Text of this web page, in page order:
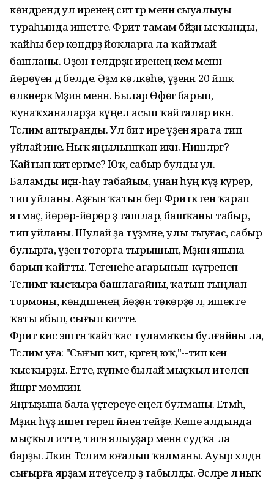
көндәрендә ул иренең ситтәр менән сыуалыуы
тураһында ишетте. Фәрит тамам бәйҙән ысҡынды,
ҡайһы бер көндәрҙә йоҡларға ла ҡайтмай
башланы. Оҙон телдәрҙән иренең кем менән
йөрөүен дә белде. Әҙәм көлкөһө, үҙенән 20 йәшкә
өлкәнерәк Мәҙинә менән. Былар Өфөгә барып,
ҡунаҡханаларҙа күңел асып ҡайталар икән.
Тәслимә аптыранды. Ул бит ире үҙен ярата тип
уйлай ине. Ныҡ яңылышҡан икән. Нишләргә?
Ҡайтып китергәме? Юҡ, сабыр булды ул.
Баламды иҫән-һау табайым, унан һуң күҙ күрер,
тип уйланы. Аҙғын ҡатын бер Фәриткә генә ҡарап
ятмаҫ, йөрөр-йөрөр ҙә ташлар, башҡаны табыр,
тип уйланы. Шулай ҙа түҙмәне, улы тыуғас, сабыр
булырға, үҙен тоторға тырышып, Мәҙинә янына
барып ҡайтты. Тегенеһе ағарынып-күгәренеп
Тәслимәгә ҡысҡыра башлағайны, ҡатын тыңлап
тормоны, көндәшенең йөҙөнә төкөрҙө лә, ишекте
ҡаты ябып, сығып китте.
Фәрит кис эштән ҡайтҡас туламаҡсы булғайны ла,
Тәслимә уға: "Сығып кит, кәрәгең юҡ,"--тип кенә
ҡысҡырҙы. Етте, күпме былай мыҫҡыл ителеп
йәшәргә мөмкин.
Яңғыҙына бала үҫтереүе еңел булманы. Етмәһә,
Мәҙинә һүҙ ишеттереп йәненә тейҙе. Кеше алдында
мыҫҡыл итте, тигән ялыуҙар менән судҡа ла
барҙы. Ләкин Тәслимә юғалып ҡалманы. Ауыр хәлдән
сығырға ярҙам итеүселәр ҙә табылды. Әсәләре лә ныҡ